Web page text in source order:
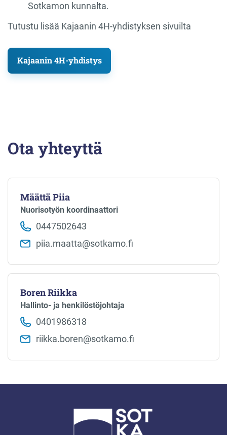
Sotkamon kunnalta.
Tutustu lisää Kajaanin 4H-yhdistyksen sivuilta
Kajaanin 4H-yhdistys
Ota yhteyttä
Määttä Piia
Nuorisotyön koordinaattori
0447502643
piia.maatta​@sotkamo.fi
Boren Riikka
Hallinto- ja henkilöstöjohtaja
0401986318
riikka.boren​@sotkamo.fi